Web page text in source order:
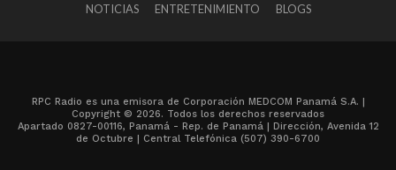
NOTICIAS ENTRETENIMIENTO BLOGS
RPC Radio es una emisora de Corporación MEDCOM Panamá S.A. |
Copyright © 2026. Todos los derechos reservados
Apartado 0827-00116, Panamá - Rep. de Panamá | Dirección, Avenida 12
de Octubre | Central Telefónica (507) 390-6700